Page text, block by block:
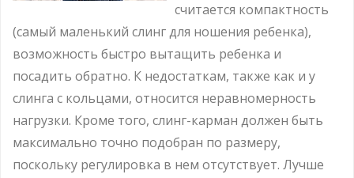
считается компактность
(самый маленький слинг для ношения ребенка),
возможность быстро вытащить ребенка и
посадить обратно. К недостаткам, также как и у
слинга с кольцами, относится неравномерность
нагрузки. Кроме того, слинг-карман должен быть
максимально точно подобран по размеру,
поскольку регулировка в нем отсутствует. Лучше